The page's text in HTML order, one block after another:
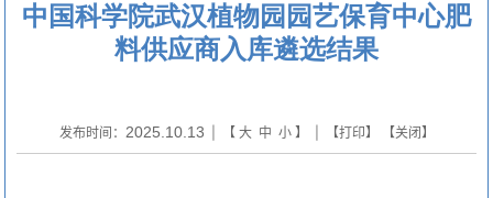
中国科学院武汉植物园园艺保育中心肥
料供应商入库遴选结果
发布时间： 2025.10.13 | 【 大 中 小】 | 【打印】 【关闭】